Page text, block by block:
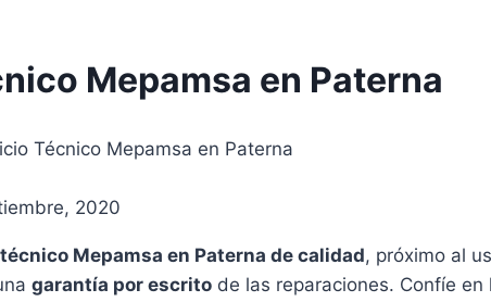
Mepamsa en Paterna
Técnico Mepamsa en Paterna
2020
Mepamsa en Paterna de calidad, próximo al
garantía por escrito de las reparaciones. Confíe